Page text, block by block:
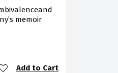
memoir
Add to Cart